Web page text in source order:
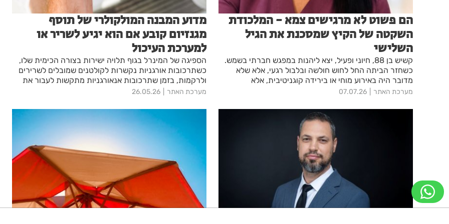
הם פשוט לא מרגישים צמא - המלכודת
השקטה של הקיץ שמסכנת את הגיל
השלישי
קשיש בן 88, חיוני ופעיל, יצא ליהנות במפגש חברתי בשמש.
כשחזר הביתה החל לחוש חולשה ובלבול רגעי, אלא שלא
מדובר היה באירוע מוחי או בירידה קוגניטיבית, אלא
בהתייבשות חמורה. מקרה רפואי במלר"ד מאוחדת במרכז
האבחון הרפואי במוקד הוא נקודת ההתחלה בלבד לטיפול
מערכת האתר 07.07.26
מדוע המבנה המולקולרי של תוסף
מגנזיום קובע אם הוא יגיע לשריר או
למערכת העיכול
הספיגה של המינרל בגוף תלויה ישירות בצורה הכימית שלו,
כשתרכובות אורגניות נקשרות לקולטנים שמובלים לשרירים
ולרקמות, בזמן שתרכובות אנאורגניות מתקשות לעבור את
מחסום המעי ומפעילות אפקט משלשל במערכת
להשגת היעד הביולוגי הרצוי ואם היו לכם שאלות לגבי לקיחת
התוסף, אנחנו בחברת מדיטק הכנו לכם מדריך קצר ומדויק
שמסביר את כל מה שצריך לדעת על הספיגה שלו בגוף.
מערכת האתר 26.05.26